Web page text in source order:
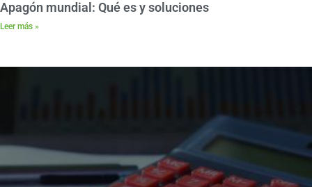
Apagón mundial: Qué es y soluciones
Leer más »